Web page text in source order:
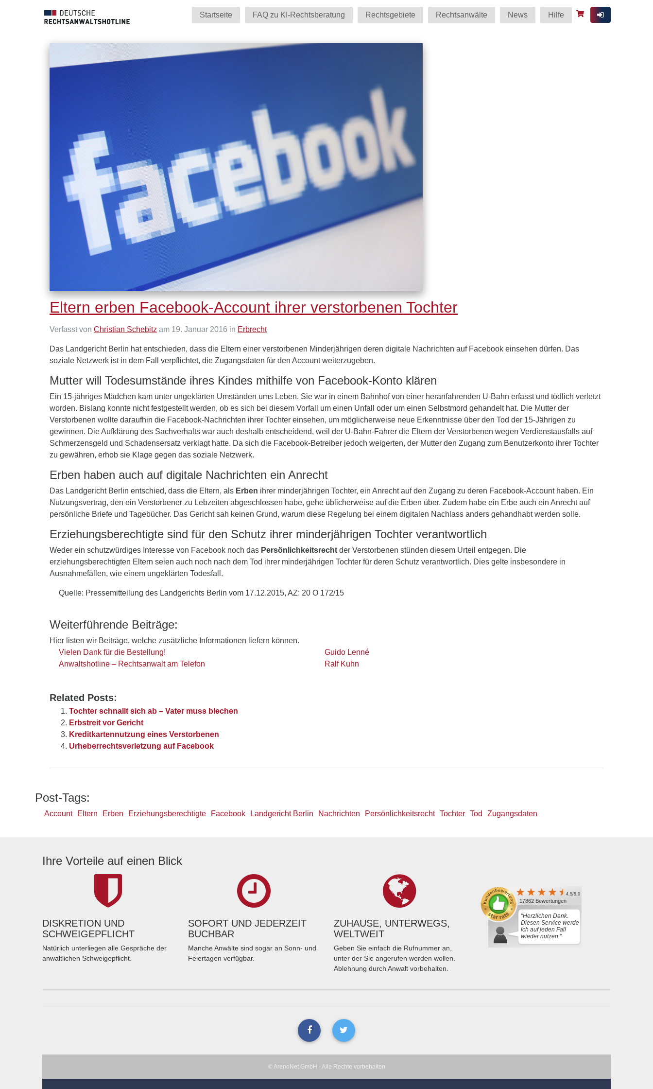
Startseite FAQ zu KI-Rechtsberatung Rechtsgebiete Rechtsanwälte News Hilfe
Eltern erben Facebook-Account ihrer verstorbenen Tochter
Verfasst von Christian Schebitz am 19. Januar 2016 in Erbrecht
Das Landgericht Berlin hat entschieden, dass die Eltern einer verstorbenen Minderjährigen deren digitale Nachrichten auf Facebook einsehen dürfen. Das
soziale Netzwerk ist in dem Fall verpflichtet, die Zugangsdaten für den Account weiterzugeben.
Mutter will Todesumstände ihres Kindes mithilfe von Facebook-Konto klären
Ein 15-jähriges Mädchen kam unter ungeklärten Umständen ums Leben. Sie war in einem Bahnhof von einer heranfahrenden U-Bahn erfasst und tödlich verletzt
worden. Bislang konnte nicht festgestellt werden, ob es sich bei diesem Vorfall um einen Unfall oder um einen Selbstmord gehandelt hat. Die Mutter der
Verstorbenen wollte daraufhin die Facebook-Nachrichten ihrer Tochter einsehen, um möglicherweise neue Erkenntnisse über den Tod der 15-Jährigen zu
gewinnen. Die Aufklärung des Sachverhalts war auch deshalb entscheidend, weil der U-Bahn-Fahrer die Eltern der Verstorbenen wegen Verdienstausfalls auf
Schmerzensgeld und Schadensersatz verklagt hatte. Da sich die Facebook-Betreiber jedoch weigerten, der Mutter den Zugang zum Benutzerkonto ihrer Tochter
zu gewähren, erhob sie Klage gegen das soziale Netzwerk.
Erben haben auch auf digitale Nachrichten ein Anrecht
Das Landgericht Berlin entschied, dass die Eltern, als Erben ihrer minderjährigen Tochter, ein Anrecht auf den Zugang zu deren Facebook-Account haben. Ein
Nutzungsvertrag, den ein Verstorbener zu Lebzeiten abgeschlossen habe, gehe üblicherweise auf die Erben über. Zudem habe ein Erbe auch ein Anrecht auf
persönliche Briefe und Tagebücher. Das Gericht sah keinen Grund, warum diese Regelung bei einem digitalen Nachlass anders gehandhabt werden solle.
Erziehungsberechtigte sind für den Schutz ihrer minderjährigen Tochter verantwortlich
Weder ein schutzwürdiges Interesse von Facebook noch das Persönlichkeitsrecht der Verstorbenen stünden diesem Urteil entgegen. Die
erziehungsberechtigten Eltern seien auch noch nach dem Tod ihrer minderjährigen Tochter für deren Schutz verantwortlich. Dies gelte insbesondere in
Ausnahmefällen, wie einem ungeklärten Todesfall.
Quelle: Pressemitteilung des Landgerichts Berlin vom 17.12.2015, AZ: 20 O 172/15
Weiterführende Beiträge:
Hier listen wir Beiträge, welche zusätzliche Informationen liefern können.
Vielen Dank für die Bestellung!
Anwaltshotline – Rechtsanwalt am Telefon
Guido Lenné
Ralf Kuhn
Related Posts:
Tochter schnallt sich ab – Vater muss blechen
Erbstreit vor Gericht
Kreditkartennutzung eines Verstorbenen
Urheberrechtsverletzung auf Facebook
Post-Tags:
Account Eltern Erben Erziehungsberechtigte Facebook Landgericht Berlin Nachrichten Persönlichkeitsrecht Tochter Tod Zugangsdaten
Ihre Vorteile auf einen Blick
DISKRETION UND
SCHWEIGEPFLICHT
Natürlich unterliegen alle Gespräche der
anwaltlichen Schweigepflicht.
SOFORT UND JEDERZEIT
BUCHBAR
Manche Anwälte sind sogar an Sonn- und
Feiertagen verfügbar.
ZUHAUSE, UNTERWEGS,
WELTWEIT
Geben Sie einfach die Rufnummer an,
unter der Sie angerufen werden wollen.
Ablehnung durch Anwalt vorbehalten.
4.5/5.0
17862 Bewertungen
"Herzlichen Dank.
Diesen Service werde
ich auf jeden Fall
wieder nutzen."
© ArenoNet GmbH - Alle Rechte vorbehalten